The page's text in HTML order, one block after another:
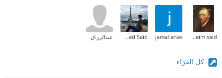
jamal anas عبدالرزاق
كل القرّاء